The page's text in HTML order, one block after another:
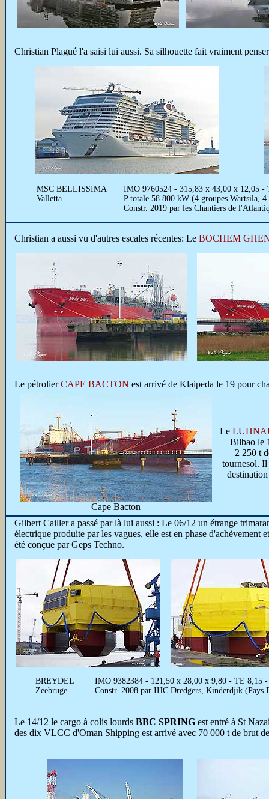
Christian Plagué l'a saisi lui aussi. Sa silhouette fait vraiment
MSC BELLISSIMA
Valletta
IMO 9760524 - 315,83 x 43,00 x 12,05 -
P totale 58 800 kW (4 groupes Wartsila,
Constr. 2019 par les Chantiers de
Christian a aussi vu d'autres escales récentes: Le BOCHEM
Le pétrolierCAPE BACTON est arrivé de Klaipeda le 19 pour
Cape Bacton
Le
Bilbao le
2 250 t
tournesol. Il
Gilbert Cailler a passé par là lui aussi : Le 06/12 un étrange
électrique produite par les vagues, elle est en phase d'achèvement
été conçue par Geps Techno.
BREYDEL
Zeebruge
IMO 9382384 - 121,50 x 28,00 x 9,80 - TE 8,15
Constr. 2008 par IHC Dredgers, Kinderdjik
Le 14/12 le cargo à colis lourds BBC SPRING est entré à St
des dix VLCC d'Oman Shipping est arrivé avec 70 000 t de brut